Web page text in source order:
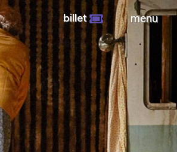
billet menu